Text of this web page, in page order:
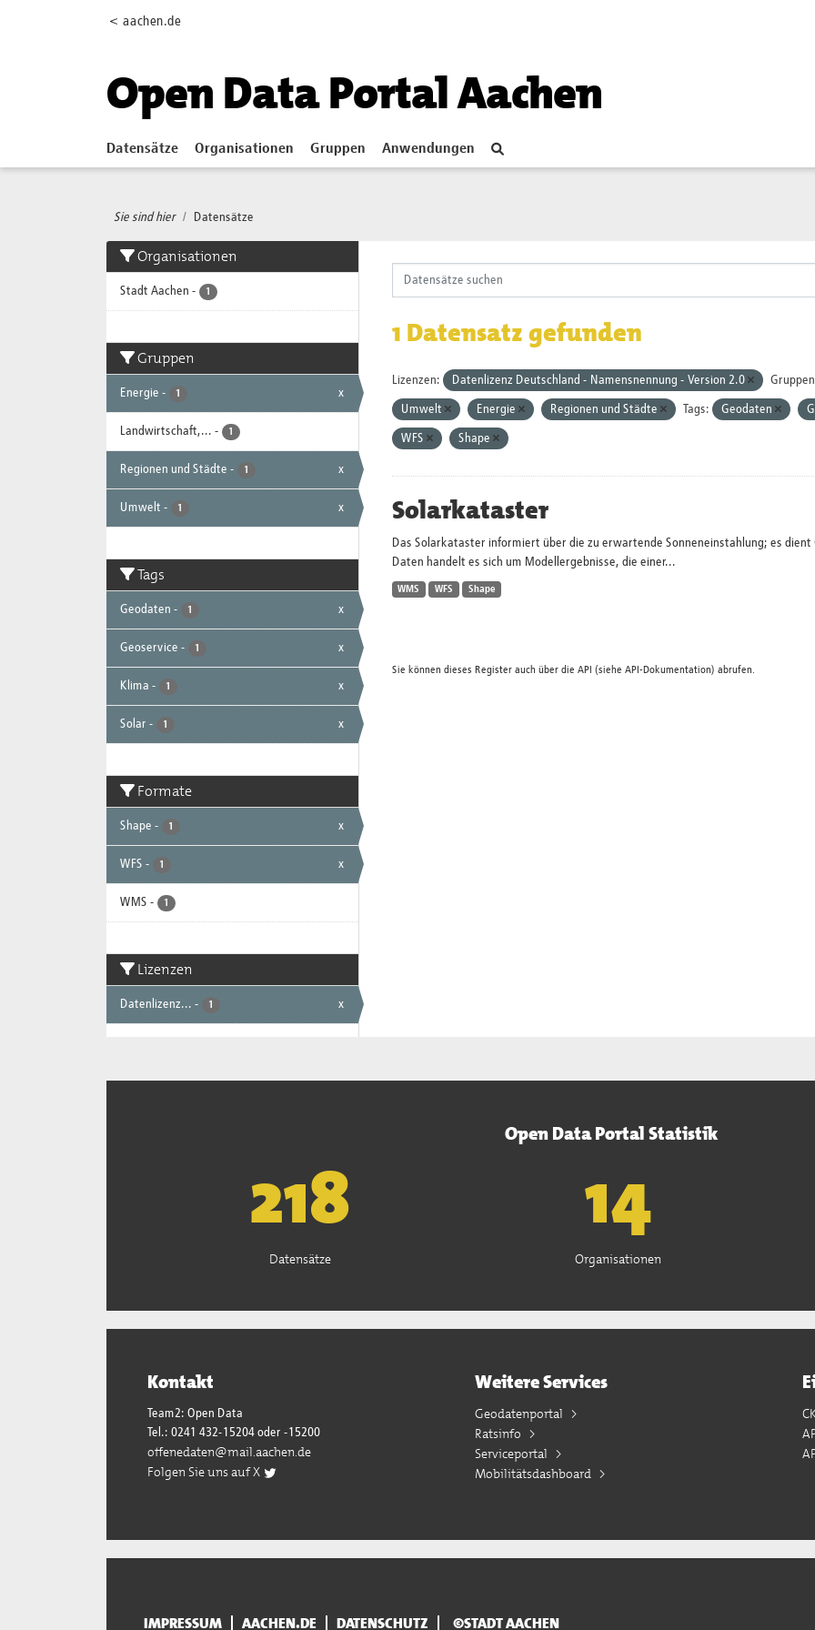
< aachen.de
Open Data Portal Aachen
Datensätze Organisationen Gruppen Anwendungen
Sie sind hier Datensätze
Organisationen
Stadt Aachen - 1
Gruppen
Energie - 1 x
Landwirtschaft,... - 1
Regionen und Städte - 1 x
Umwelt - 1 x
Tags
Geodaten - 1 x
Geoservice - 1 x
Klima - 1 x
Solar - 1 x
Formate
Shape - 1 x
WFS - 1 x
WMS - 1
Lizenzen
Datenlizenz... - 1 x
1 Datensatz gefunden
Lizenzen: Datenlizenz Deutschland - Namensnennung - Version 2.0
Umwelt Energie Regionen und Städte Tags: Geodaten
WFS Shape
Solarkataster
Das Solarkataster informiert über die zu erwartende Sonneneinstahlung; es
Daten handelt es sich um Modellergebnisse, die einer...
WMS WFS Shape
Sie können dieses Register auch über die API (siehe API-Dokumentation) abrufen.
Open Data Portal Statistik
221
Datensätze
15
Organisationen
Kontakt
Team2: Open Data
Tel.: 0241 432-15204 oder -15200
offenedaten@mail.aachen.de
Folgen Sie uns auf X
Weitere Services
Geodatenportal
Ratsinfo
Serviceportal
Mobilitätsdashboard
IMPRESSUM AACHEN.DE DATENSCHUTZ ©STADT AACHEN